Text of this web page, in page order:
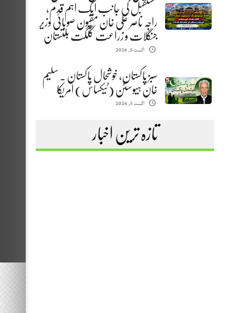
مستقبل کی جانب ایک اہم قدم،
راجہ ناصر علی خان مقپون صوبائی وزیر
جنگلات و زراعت گلگت بلتستان
اگست 5, 2026
سبز پاکستان، خوشحال پاکستان . سلیم
خان ہیوسٹن (ٹیکساس) امریکا
اگست 5, 2026
تازہ ترین اخبار